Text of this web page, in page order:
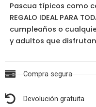
Pascua típicos como
REGALO IDEAL PARA
cumpleaños o
y adultos que
Compra segura
Devolución gratuita